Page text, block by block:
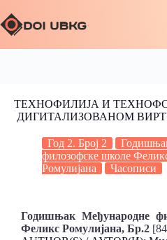
ТЕХНОФИЛИЈА И
ДИГИТАЛИЗОВАНОМ
Год 2. Број 2
филозофске школе
Ромулијана
Часописи
Годишњак Међународне
Феликс Ромулијана, Бр.2